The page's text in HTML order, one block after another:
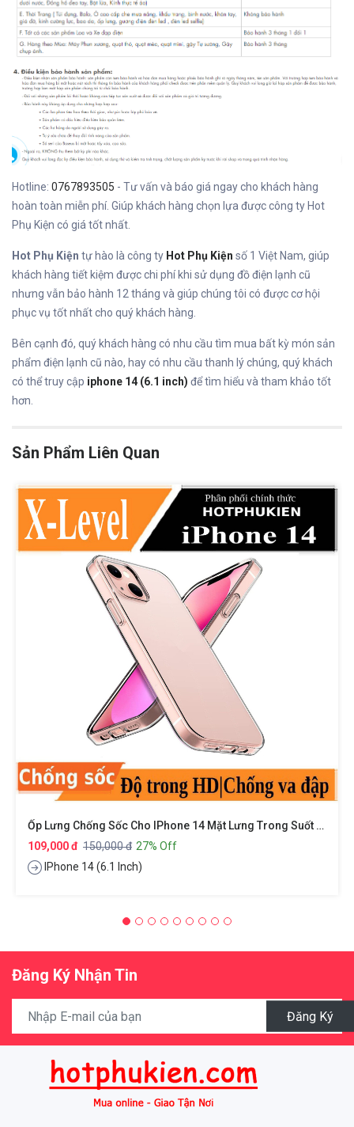
Hotline: 0767893505 - Tư vấn và báo giá ngay cho khách hàng
hoàn toàn miễn phí. Giúp khách hàng chọn lựa được công ty Hot
Phụ Kiện có giá tốt nhất.
Hot Phụ Kiện tự hào là công ty Hot Phụ Kiện số 1 Việt Nam, giúp
khách hàng tiết kiệm được chi phí khi sử dụng đồ điện lạnh cũ
nhưng vẫn bảo hành 12 tháng và giúp chúng tôi có được cơ hội
phục vụ tốt nhất cho quý khách hàng.
Bên cạnh đó, quý khách hàng có nhu cầu tìm mua bất kỳ món sản
phẩm điện lạnh cũ nào, hay có nhu cầu thanh lý chúng, quý khách
có thể truy cập iphone 14 (6.1 inch) để tìm hiểu và tham khảo tốt
hơn.
Sản Phẩm Liên Quan
Ốp Lưng Chống Sốc Cho IPhone 14 Mặt Lưng Trong Suốt Siêu Mỏng 0.8mm Hiệu X-Level Sparkling Series
109,000 đ 150,000 đ 27% Off
IPhone 14 (6.1 Inch)
Đăng Ký Nhận Tin
Đăng Ký